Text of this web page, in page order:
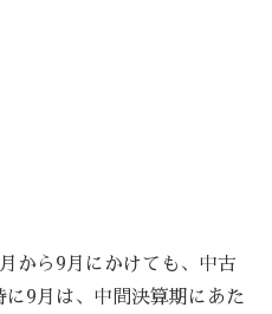
から9月にかけても、中古
9月は、中間決算期にあた